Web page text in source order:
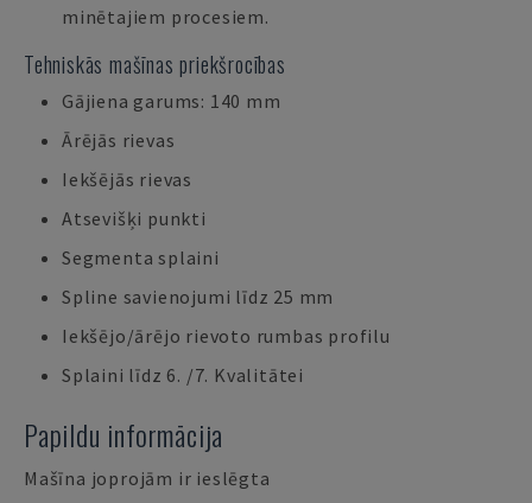
minētajiem procesiem.
Tehniskās mašīnas priekšrocības
Gājiena garums: 140 mm
Ārējās rievas
Iekšējās rievas
Atsevišķi punkti
Segmenta splaini
Spline savienojumi līdz 25 mm
Iekšējo/ārējo rievoto rumbas profilu
Splaini līdz 6. /7. Kvalitātei
Papildu informācija
Mašīna joprojām ir ieslēgta